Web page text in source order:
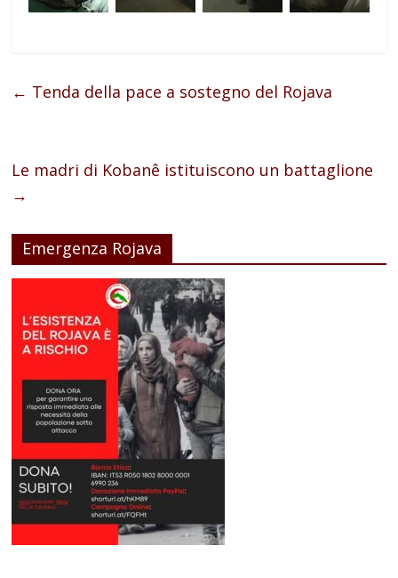
← Tenda della pace a sostegno del Rojava
Le madri di Kobanê istituiscono un battaglione
→
Emergenza Rojava